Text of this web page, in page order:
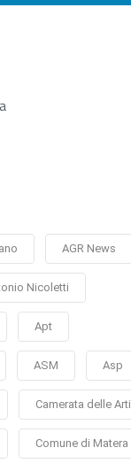
AGR News
Nicoletti
Apt
ASM Asp
Camerata delle Arti
Comune di Matera